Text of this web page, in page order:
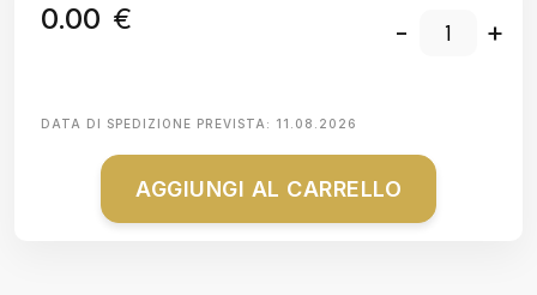
0.00 € - +
DATA DI SPEDIZIONE PREVISTA: 11.08.2026
AGGIUNGI AL CARRELLO